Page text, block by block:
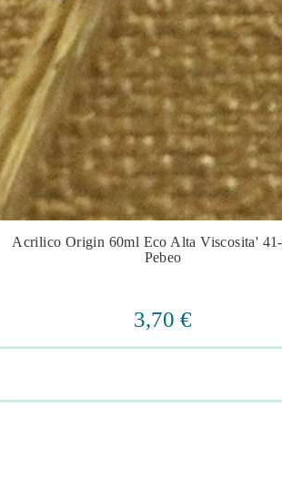
  
Acrilico Origin 60ml Eco Alta Viscosita'
Pebeo
3,70 €